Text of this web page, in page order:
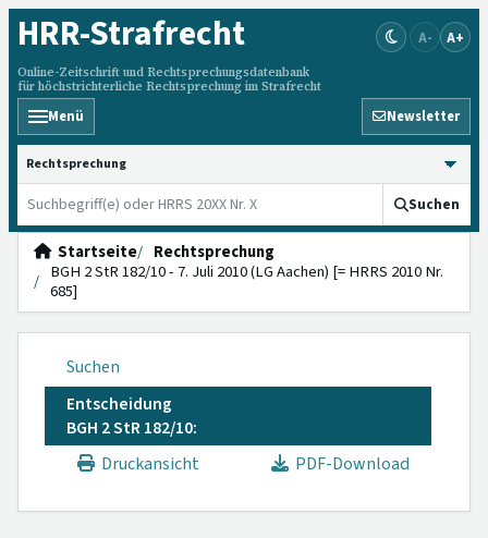
HRR-Strafrecht
Online-Zeitschrift und Rechtsprechungsdatenbank
für höchstrichterliche Rechtsprechung im Strafrecht
A- A+
Menü Newsletter
HRRS durchsuchen
Suchen
Startseite
Rechtsprechung
BGH 2 StR 182/10 - 7. Juli 2010 (LG Aachen) [= HRRS 2010 Nr.
685]
Suchen
Entscheidung
BGH 2 StR 182/10:
Druckansicht
PDF-Download